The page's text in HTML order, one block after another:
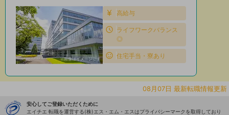
高給与
ライフワークバランス
◎
住宅手当・寮あり
08月07日 最新転職情報更新
安心してご登録いただくために
エイチエ 転職を運営する(株)エス・エム・エスはプライバシーマークを取得しており